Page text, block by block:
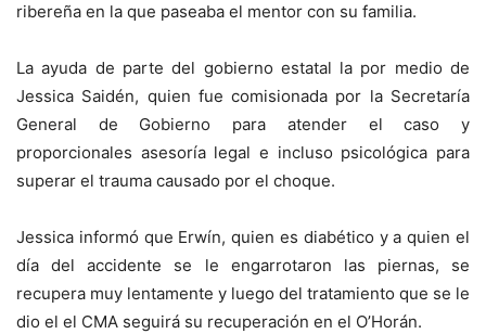
ribereña en la que paseaba el mentor con su familia.
La ayuda de parte del gobierno estatal la por medio de
Jessica Saidén, quien fue comisionada por la Secretaría
General de Gobierno para atender el caso y
proporcionales asesoría legal e incluso psicológica para
superar el trauma causado por el choque.
Jessica informó que Erwín, quien es diabético y a quien el
día del accidente se le engarrotaron las piernas, se
recupera muy lentamente y luego del tratamiento que se le
dio el el CMA seguirá su recuperación en el O’Horán.